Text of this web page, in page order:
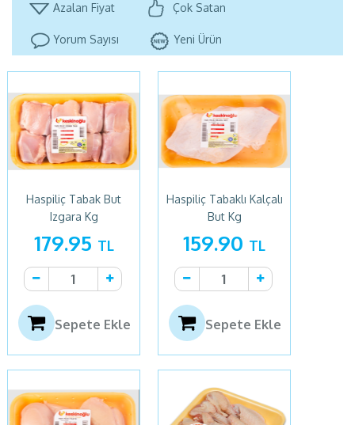
Azalan Fiyat Çok Satan
Yorum Sayısı Yeni Ürün
Haspiliç Tabak But
Izgara Kg
179.95 TL
Sepete Ekle
Haspiliç Tabaklı Kalçalı
But Kg
159.90 TL
Sepete Ekle